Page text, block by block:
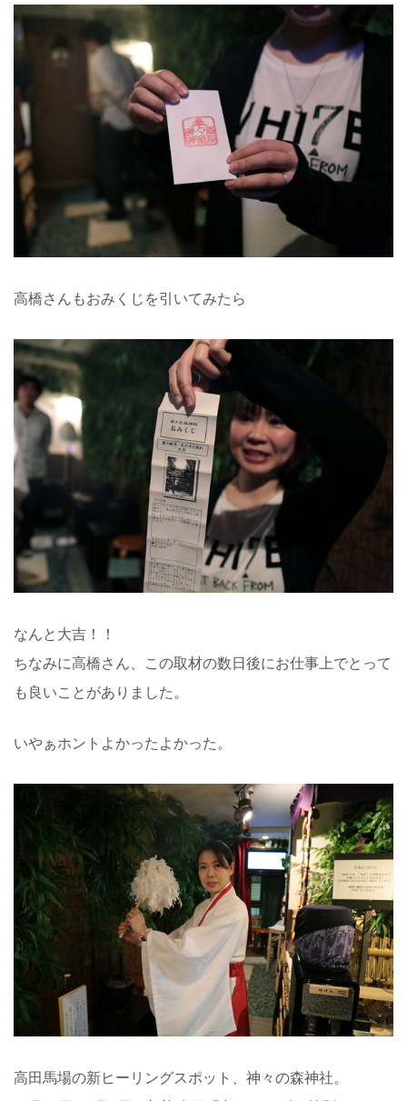
高橋さんもおみくじを引いてみたら
なんと大吉！！
ちなみに高橋さん、この取材の数日後にお仕事上でとって
も良いことがありました。
いやぁホントよかったよかった。
高田馬場の新ヒーリングスポット、神々の森神社。